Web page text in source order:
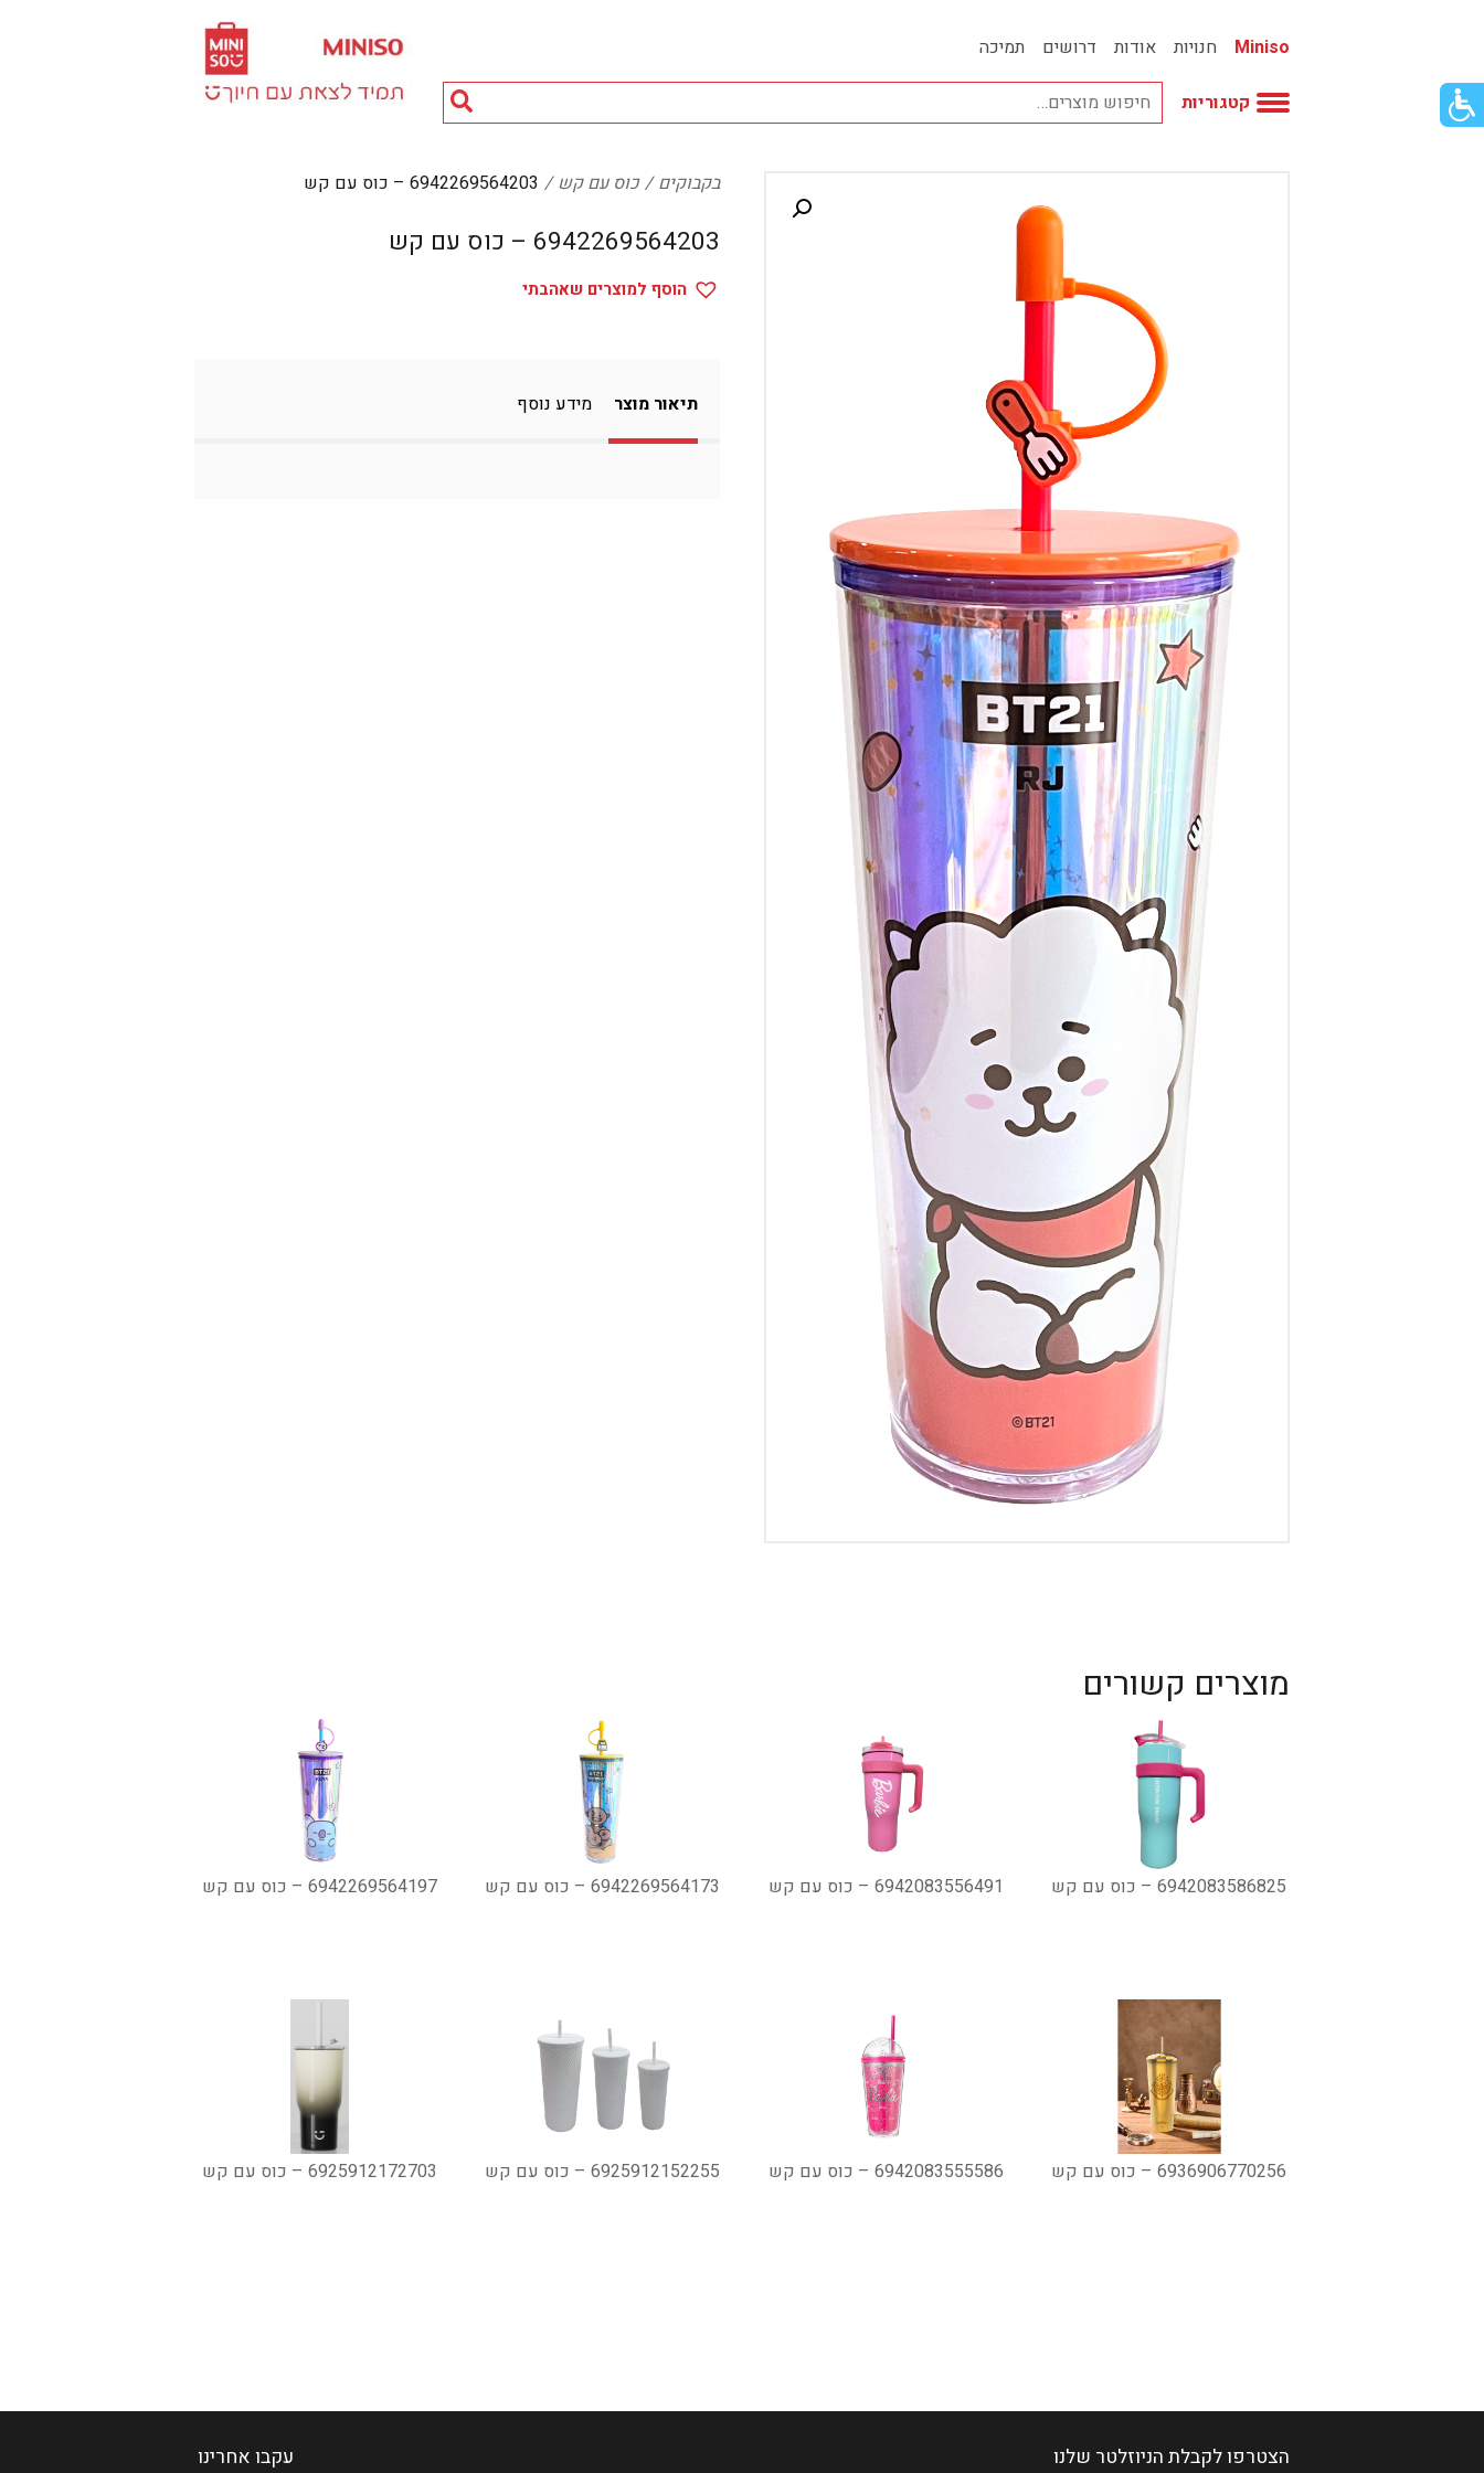
כפתור
לפתיחת
Miniso חנויות אודות דרושים תמיכה
קטגוריות
חיפוש
מוצרים...
באק טו סקול
בישום ונרות
דיגיטל
הום אקססוריז
הלבשה תחתונה
טיפוח
טקסטיל לבית
מטבח
מסיבות וימי הולדת
משחקים
נסיעות
ספורט
קוסמטיקה
תיקים ואביזרים
בקבוקים כוס עם קש 6942269564203 – כוס עם קש
6942269564203 – כוס עם קש
הוסף למוצרים שאהבתי
תיאור מוצר מידע נוסף
מוצרים קשורים
6942083586825 – כוס עם קש 6942083556491 – כוס עם קש 6942269564173 – כוס עם קש 6942269564197 – כוס עם קש
6936906770256 – כוס עם קש 6942083555586 – כוס עם קש 6925912152255 – כוס עם קש 6925912172703 – כוס עם קש
הצטרפו לקבלת הניוזלטר שלנו עקבו אחרינו